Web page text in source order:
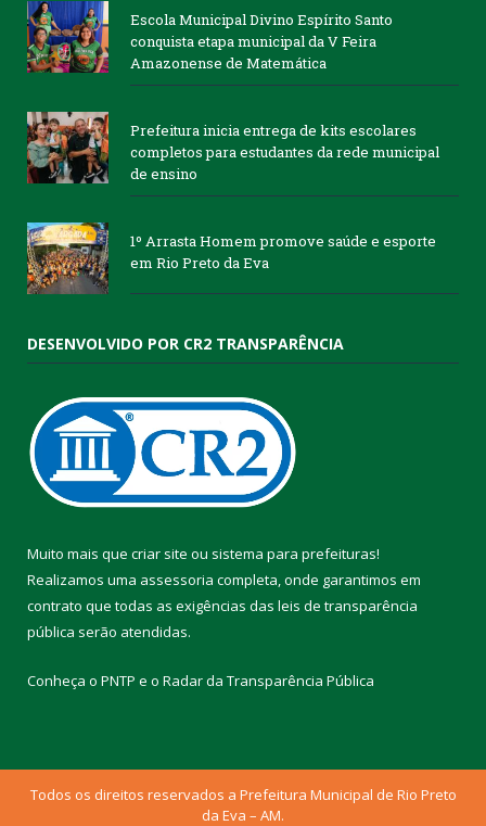
Escola Municipal Divino Espírito Santo
conquista etapa municipal da V Feira
Amazonense de Matemática
Prefeitura inicia entrega de kits escolares
completos para estudantes da rede municipal
de ensino
1º Arrasta Homem promove saúde e esporte
em Rio Preto da Eva
DESENVOLVIDO POR CR2 TRANSPARÊNCIA
Muito mais que criar site ou sistema para prefeituras!
Realizamos uma assessoria completa, onde garantimos em
contrato que todas as exigências das leis de transparência
pública serão atendidas.
Conheça o PNTP e o Radar da Transparência Pública
Todos os direitos reservados a Prefeitura Municipal de Rio Preto
da Eva – AM.